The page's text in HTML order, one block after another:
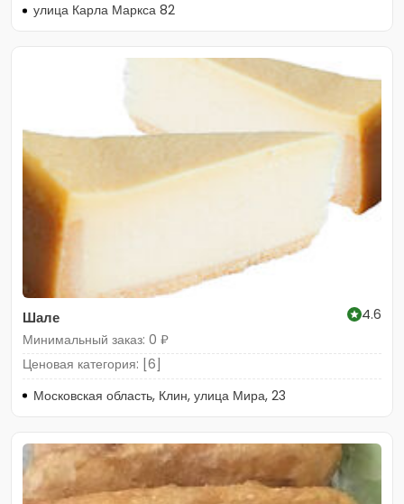
улица Карла Маркса 82
Шале
4.6
Минимальный заказ: 0 ₽
Ценовая категория: [6]
Московская область, Клин, улица Мира, 23